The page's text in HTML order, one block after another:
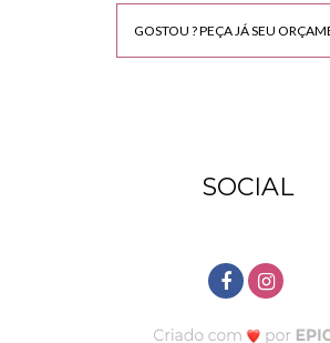
GOSTOU ? PEÇA JÁ SEU
SOCIAL